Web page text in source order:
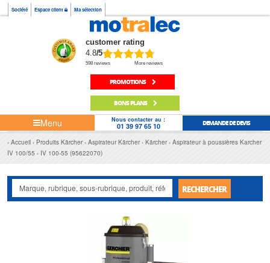
Société Espace client Ma sélection
customer rating
4.8/5
598 reviews More reviews
PROMOTIONS
BONS PLANS
Menu Nous contacter au :
01 39 97 65 10 DEMANDE DE DEVIS
Accueil Produits Kärcher Aspirateur Kärcher Kärcher
Aspirateur à poussières Karcher
IV 100/55
IV 100-55 (95622070)
RECHERCHER